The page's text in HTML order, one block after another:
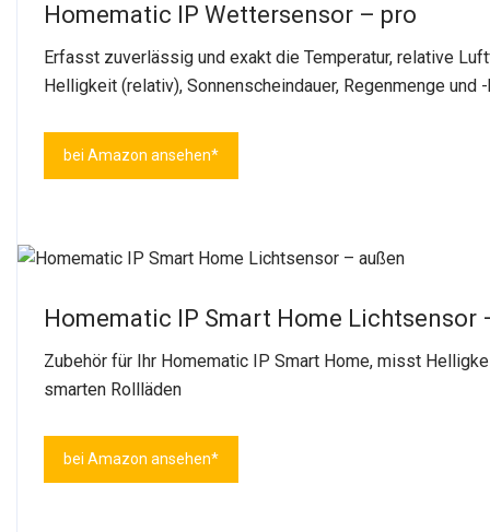
Homematic IP Wettersensor – pro
Erfasst zuverlässig und exakt die Temperatur, relative
Helligkeit (relativ), Sonnenscheindauer, Regenmenge und
bei Amazon ansehen*
Homematic IP Smart Home Lichtsensor
Zubehör für Ihr Homematic IP Smart Home, misst
smarten Rollläden
bei Amazon ansehen*